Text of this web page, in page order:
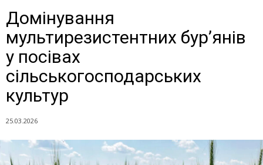
Домінування
мультирезистентних бур’янів
у посівах
сільськогосподарських
культур
25.03.2026